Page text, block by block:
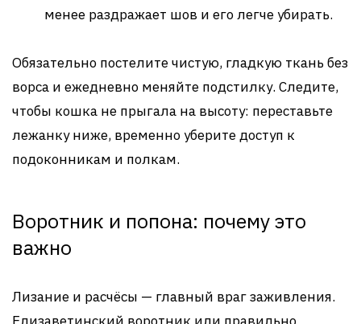
менее раздражает шов и его легче убирать.
Обязательно постелите чистую, гладкую ткань без
ворса и ежедневно меняйте подстилку. Следите,
чтобы кошка не прыгала на высоту: переставьте
лежанку ниже, временно уберите доступ к
подоконникам и полкам.
Воротник и попона: почему это
важно
Лизание и расчёсы — главный враг заживления.